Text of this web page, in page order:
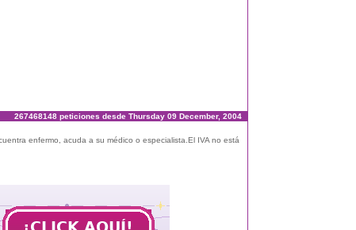
267468148 peticiones desde Thursday 09 December, 2004
enfermo, acuda a su médico o especialista.El IVA no está